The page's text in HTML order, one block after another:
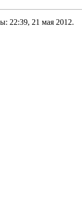
22:39, 21 мая 2012.